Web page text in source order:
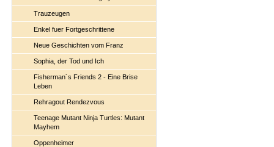
Trauzeugen
Enkel fuer Fortgeschrittene
Neue Geschichten vom Franz
Sophia, der Tod und Ich
Fisherman´s Friends 2 - Eine Brise
Leben
Rehragout Rendezvous
Teenage Mutant Ninja Turtles: Mutant
Mayhem
Oppenheimer